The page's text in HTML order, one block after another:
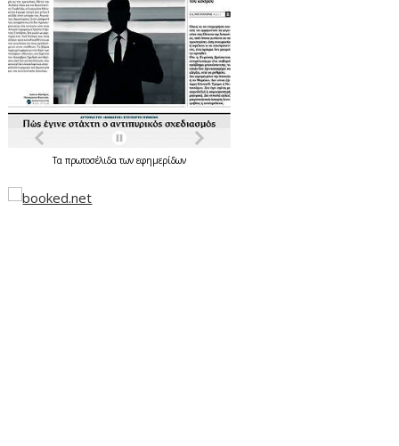
Ταπρωτοσέλιδατωνεφημερίδων